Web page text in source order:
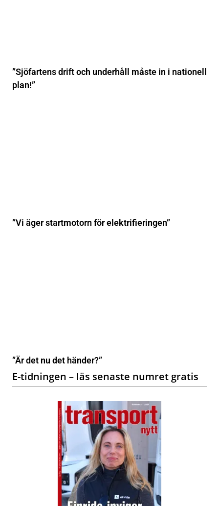
”Sjöfartens drift och underhåll måste in i nationell
plan!”
”Vi äger startmotorn för elektrifieringen”
”Är det nu det händer?”
E-tidningen – läs senaste numret gratis